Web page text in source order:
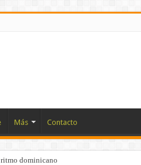
Más Contacto
ritmo dominicano